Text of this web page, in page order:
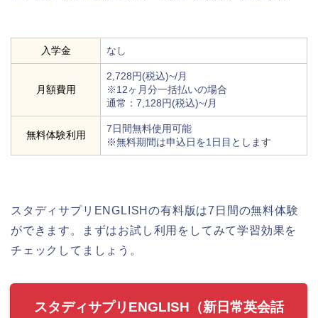
入学金 なし
月額費用
2,728円(税込)~/月
※12ヶ月分一括払いの場合
通常：7,128円(税込)~/月
無料体験利用
7日間無料使用可能
※無料期間は申込日を1日目とします
スタディサプリENGLISHの有料版は7日間の無料体験
ができます。まずはお試し利用をしてみて学習効果を
チェックしてましょう。
スタディサプリENGLISH（新日常英会話